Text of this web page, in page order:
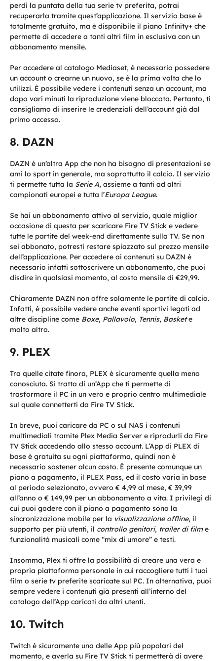
perdi la puntata della tua serie tv preferita, potrai
recuperarla tramite quest’applicazione. Il servizio base è
totalmente gratuito, ma è disponibile il piano Infinity+ che
permette di accedere a tanti altri film in esclusiva con un
abbonamento mensile.
Per accedere al catalogo Mediaset, è necessario possedere
un account o crearne un nuovo, se è la prima volta che lo
utilizzi. È possibile vedere i contenuti senza un account, ma
dopo vari minuti la riproduzione viene bloccata. Pertanto, ti
consigliamo di inserire le credenziali dell’account già dal
primo accesso.
DAZN
DAZN è un’altra App che non ha bisogno di presentazioni se
ami lo sport in generale, ma soprattutto il calcio. Il servizio
ti permette tutta la Serie A, assieme a tanti ad altri
campionati europei e tutta l’Europa League.
Se hai un abbonamento attivo al servizio, quale miglior
occasione di questa per scaricare Fire TV Stick e vedere
tutte le partite del week-end direttamente sulla TV. Se non
sei abbonato, potresti restare spiazzato sul prezzo mensile
dell’applicazione. Per accedere ai contenuti su DAZN è
necessario infatti sottoscrivere un abbonamento, che puoi
disdire in qualsiasi momento, al costo mensile di €29,99.
Chiaramente DAZN non offre solamente le partite di calcio.
Infatti, è possibile vedere anche eventi sportivi legati ad
altre discipline come Boxe, Pallavolo, Tennis, Baskete
molto altro.
PLEX
Tra quelle citate finora, PLEX è sicuramente quella meno
conosciuta. Si tratta di un’App che ti permette di
trasformare il PC in un vero e proprio centro multimediale
sul quale connetterti da Fire TV Stick.
In breve, puoi caricare da PC o sul NAS i contenuti
multimediali tramite Plex Media Server e riprodurli da Fire
TV Stick accedendo allo stesso account. L’App di PLEX di
base è gratuita su ogni piattaforma, quindi non è
necessario sostener alcun costo. È presente comunque un
piano a pagamento, il PLEX Pass, ed il costo varia in base
al periodo selezionato, ovvero € 4,99 al mese, € 39,99
all’anno o € 149,99 per un abbonamento a vita. I privilegi di
cui puoi godere con il piano a pagamento sono la
sincronizzazione mobile per la visualizzazione offline, il
supporto per più utenti, il controllo genitori, trailer di filme
funzionalità musicali come “mix di umore” e testi.
Insomma, Plex ti offre la possibilità di creare una vera e
propria piattaforma personale in cui raccogliere tutti i tuoi
film o serie tv preferite scaricate sul PC. In alternativa, puoi
sempre vedere i contenuti già presenti all’interno del
catalogo dell’App caricati da altri utenti.
Twitch
Twitch è sicuramente una delle App più popolari del
momento, e averla su Fire TV Stick ti permetterà di avere